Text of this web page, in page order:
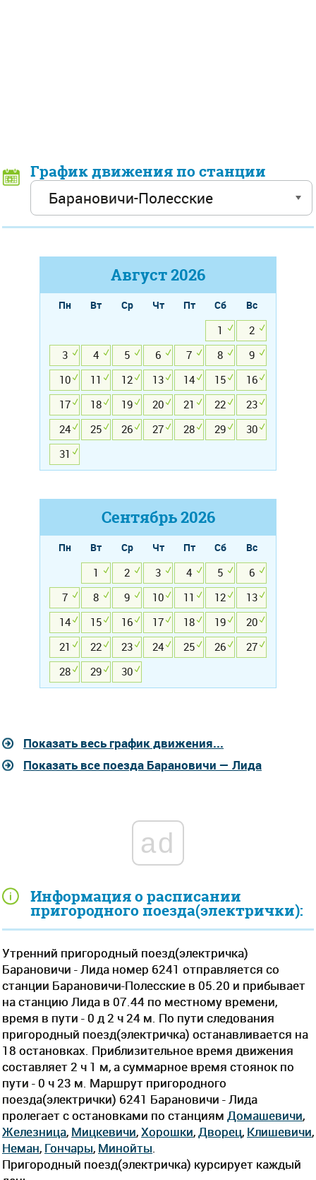
Информация о расписании
пригородного поезда(электрички):
Утренний пригородный поезд(электричка)
Барановичи - Лида номер 6241 отправляется со
станции Барановичи-Полесские в 05.20 и прибывает
на станцию Лида в 07.44 по местному времени,
время в пути - 0 д 2 ч 24 м. По пути следования
пригородный поезд(электричка) останавливается на
18 остановках. Приблизительное время движения
составляет 2 ч 1 м, а суммарное время стоянок по
пути - 0 ч 23 м. Маршрут пригородного
поезда(электрички) 6241 Барановичи - Лида
пролегает c остановками по станциям Домашевичи,
Железница, Мицкевичи,Хорошки, Дворец, Клишевичи,
Неман, Гончары, Минойты
Пригородный поезд(электричка) курсирует каждый
График движения по станции
Август2026
Пн Вт Ср Чт Пт Сб
Вс
1
2
3
4 5 6 7 8
9
10
11 12 13 14 15
16
17
18 19 20 21 22
23
24
25 26 27 28 29
30
31
Сентябрь2026
Пн Вт Ср Чт Пт Сб
Вс
1
2 3 4 5
6
7
8 9 10 11 12
13
14
15 16 17 18 19
20
21
22 23 24 25 26
27
28
29 30
Показать весь график движения...
Показать все поезда Барановичи — Лида
ad